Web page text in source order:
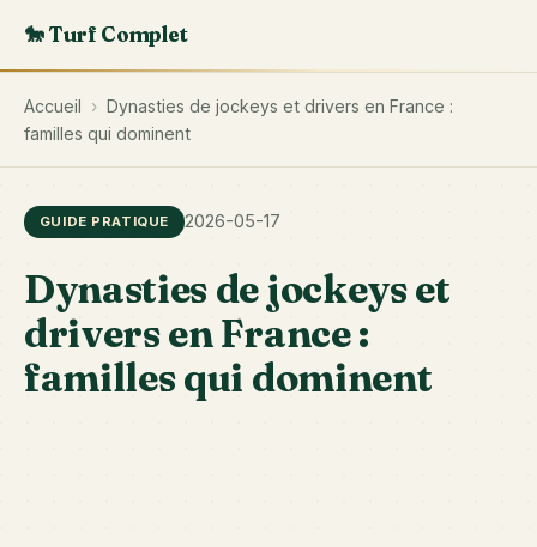
🐎 Turf Complet
Accueil › Dynasties de jockeys et drivers en France :
familles qui dominent
GUIDE PRATIQUE 2026-05-17
Dynasties de jockeys et
drivers en France :
familles qui dominent